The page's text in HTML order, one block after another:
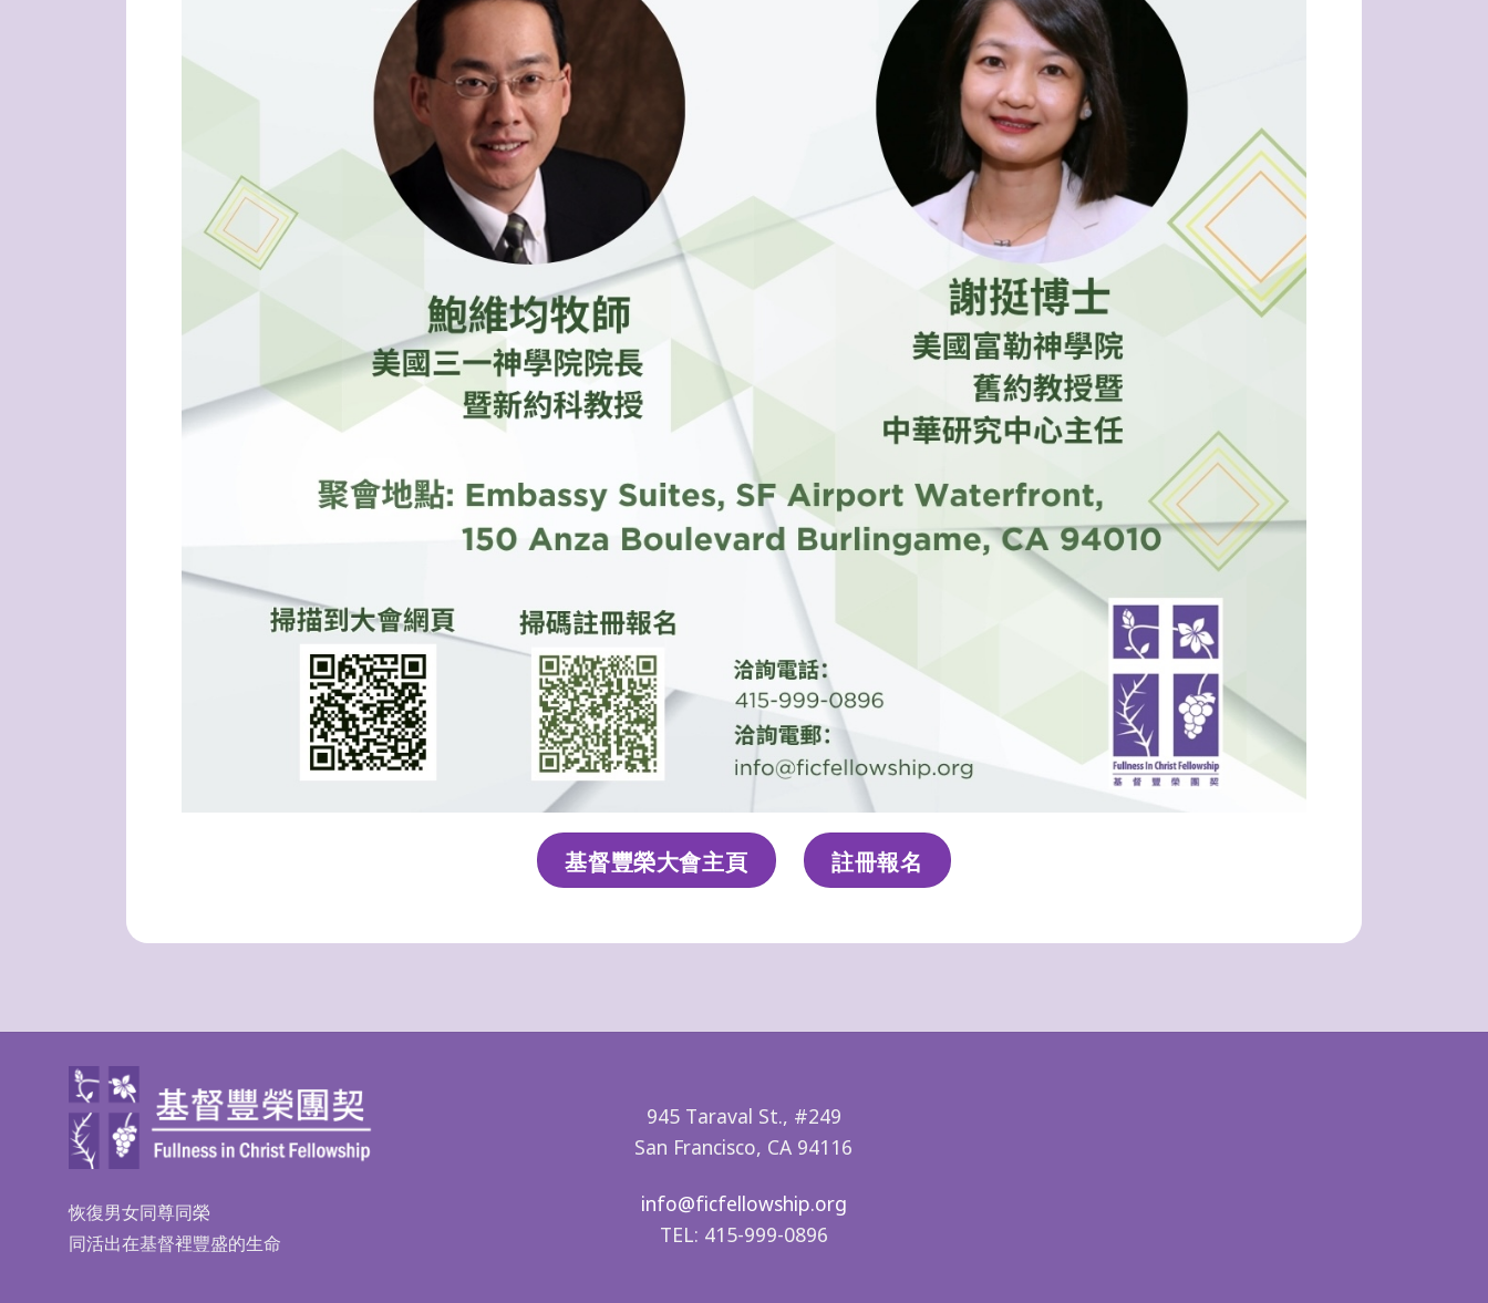
基督豐榮大會主頁 註冊報名
恢復男女同尊同榮
同活出在基督裡豐盛的生命
945 Taraval St., #249
San Francisco, CA 94116
info@ficfellowship.org
TEL: 415-999-0896